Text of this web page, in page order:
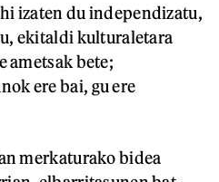
izaten du independizatu,
ekitaldi kulturaletara
ametsak bete;
ere bai, gu ere
merkaturako bidea